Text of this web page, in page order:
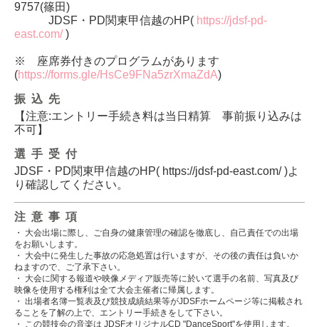
9757(篠田)
JDSF・PD関東甲信越のHP( https://jdsf-pd-
east.com/)
※ 座席券付きのプログラムがあります
(https://forms.gle/HsCe9FNa5zrXmaZdA)
振込先
【注意:エントリー手続き料は当日精算 事前振り込みは
不可】
選手受付
JDSF・PD関東甲信越のHP( https://jdsf-pd-east.com/ )よ
り確認してください。
注意事項
・ 大会出場に際し、ご自身の健康管理の確認を徹底し、自己責任での出場
をお願いします。
・ 大会中に発生した事故の応急処置は行いますが、その後の責任は負いか
ねますので、ご了承下さい。
・ 大会に関する報道や映像メディア販売等に於いて選手の名前、写真及び
映像を使用する権利は全て大会主催者に帰属します。
・ 出場者名簿一覧表及び競技成績結果等がJDSFホームページ等に掲載され
ることを了解の上で、エントリー手続きをして下さい。
・ この競技会の音楽は JDSFオリジナルCD "DanceSport"を使用します。